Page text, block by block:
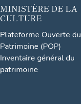
MINISTÈRE DE LA
CULTURE
Plateforme Ouverte du
Patrimoine (POP)
Inventaire général du
patrimoine